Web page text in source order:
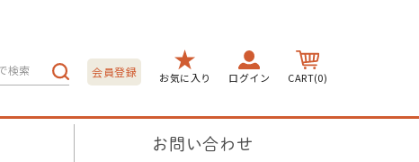
会員登録 お気に入り ログイン CART(0)
お問い合わせ